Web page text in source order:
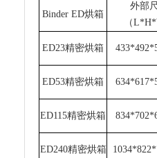
Binder ED烘箱
外部
（
ED23精密烘箱
ED53精密烘箱
ED115精密烘箱
ED240精密烘箱